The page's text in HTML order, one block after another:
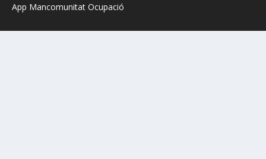
App Mancomunitat Ocupació